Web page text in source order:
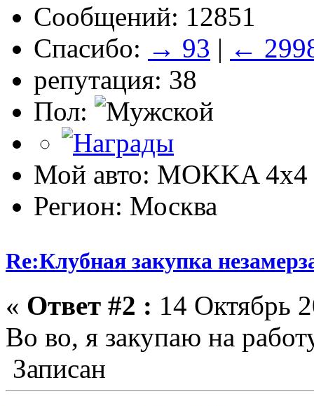
Сообщений: 12851
Спасибо: → 93 | ←
репутация: 38
Пол:
Мой авто: MOKKA 4x4
Регион: Москва
Re:Клубная закупка
« Ответ #2 : 14 Октябрь
Во во, я закупаю на
Записан